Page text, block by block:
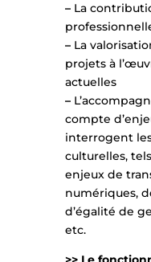
–La
–La
projets à
actuelles
–
compte
interrogent
culturelles,
enjeux de
numériques,
d’égalité de
etc.